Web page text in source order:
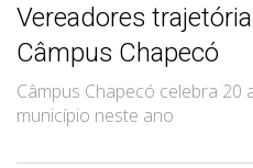
Vereadores
Câmpus Chapecó
Câmpus Chapecó celebra 20
município neste ano